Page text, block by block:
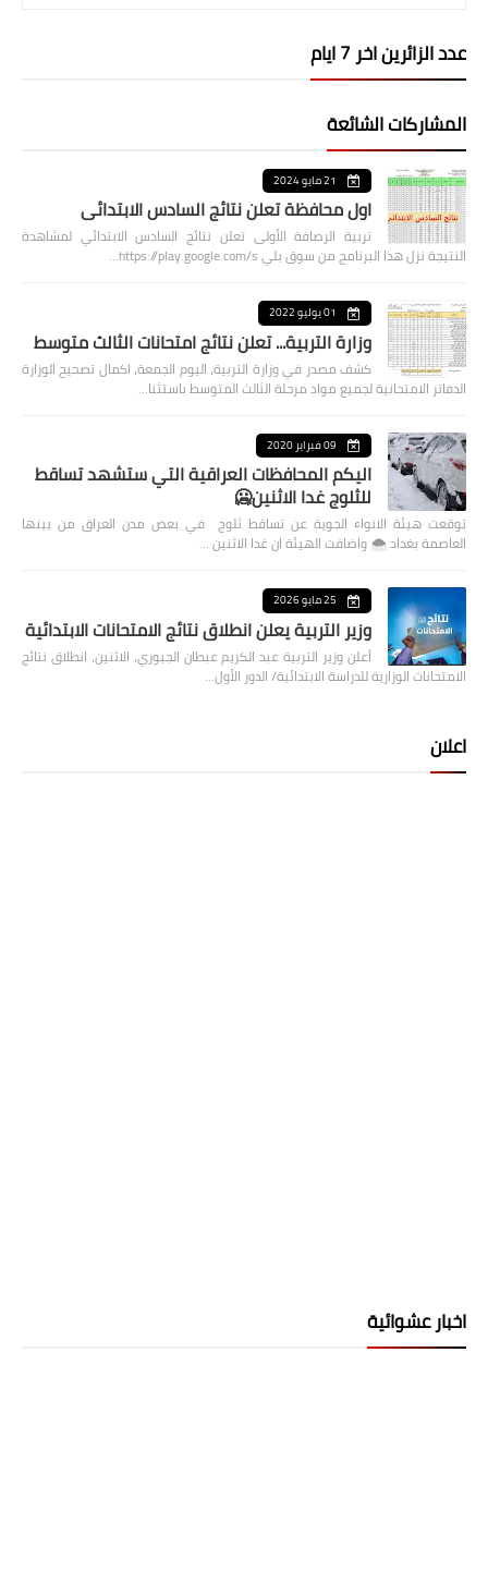
عدد الزائرين اخر 7 ايام
المشاركات الشائعة
21 مايو 2024
اول محافظة تعلن نتائج السادس الابتدائي
تربية الرصافة الأولى تعلن نتائج السادس الابتدائي لمشاهدة
النتيجة نزل هذا البرنامج من سوق بلي https://play.google.com/s…
01 يوليو 2022
وزارة التربية... تعلن نتائج امتحانات الثالث متوسط
كشف مصدر في وزارة التربية، اليوم الجمعة، اكمال تصحيح الوزارة
الدفاتر الامتحانية لجميع مواد مرحلة الثالث المتوسط باستثنا…
09 فبراير 2020
اليكم المحافظات العراقية التي ستشهد تساقط
للثلوج غدا الاثنين🥶
توقعت هيئة الانواء الجوية عن تساقط ثلوج في بعض مدن العراق من بينها
العاصمة بغداد ⁦🌨️⁩ واضافت الهيئة ان غدا الاثنين …
25 مايو 2026
وزير التربية يعلن انطلاق نتائج الامتحانات الابتدائية
أعلن وزير التربية عبد الكريم عبطان الجبوري، الاثنين، انطلاق نتائج
الامتحانات الوزارية للدراسة الابتدائية/ الدور الأول…
اعلان
اخبار عشوائية